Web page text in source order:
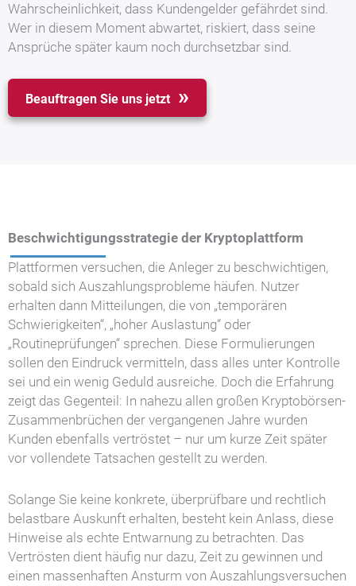
Wahrscheinlichkeit, dass Kundengelder gefährdet sind.
Wer in diesem Moment abwartet, riskiert, dass seine
Ansprüche später kaum noch durchsetzbar sind.
Beauftragen Sie uns jetzt
Beschwichtigungsstrategie der Kryptoplattform
Plattformen versuchen, die Anleger zu beschwichtigen,
sobald sich Auszahlungsprobleme häufen. Nutzer
erhalten dann Mitteilungen, die von „temporären
Schwierigkeiten“, „hoher Auslastung“ oder
„Routineprüfungen“ sprechen. Diese Formulierungen
sollen den Eindruck vermitteln, dass alles unter Kontrolle
sei und ein wenig Geduld ausreiche. Doch die Erfahrung
zeigt das Gegenteil: In nahezu allen großen Kryptobörsen-
Zusammenbrüchen der vergangenen Jahre wurden
Kunden ebenfalls vertröstet – nur um kurze Zeit später
vor vollendete Tatsachen gestellt zu werden.
Solange Sie keine konkrete, überprüfbare und rechtlich
belastbare Auskunft erhalten, besteht kein Anlass, diese
Hinweise als echte Entwarnung zu betrachten. Das
Vertrösten dient häufig nur dazu, Zeit zu gewinnen und
einen massenhaften Ansturm von Auszahlungsversuchen